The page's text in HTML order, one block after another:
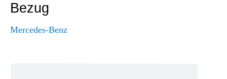
Bezug
Mercedes-Benz